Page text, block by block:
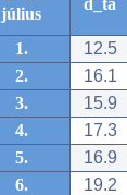
július
d_ta
1. 12.5
2.
16.1
3.
15.9
4.
17.3
5.
16.9
6.
19.2